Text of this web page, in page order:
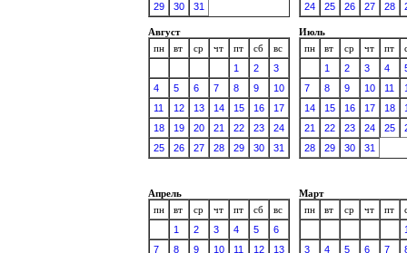
29
30 31
24
25 26 27 28
Август
пн
вт ср чт пт сб
вс
1
2
3
4
5 6 7 8 9
10
11
12 13 14 15 16
17
18
19 20 21 22 23
24
25
26 27 28 29 30 31
Июль
пн
вт ср чт пт
1
2 3 4
7
8 9 10 11
14
15 16 17 18
21
22 23 24 25
28
29 30 31
Апрель
пн
вт ср чт пт сб
вс
1
2 3 4 5
6
7
8 9 10 11 12
13
Март
пн
вт ср чт пт
3
4 5 6 7